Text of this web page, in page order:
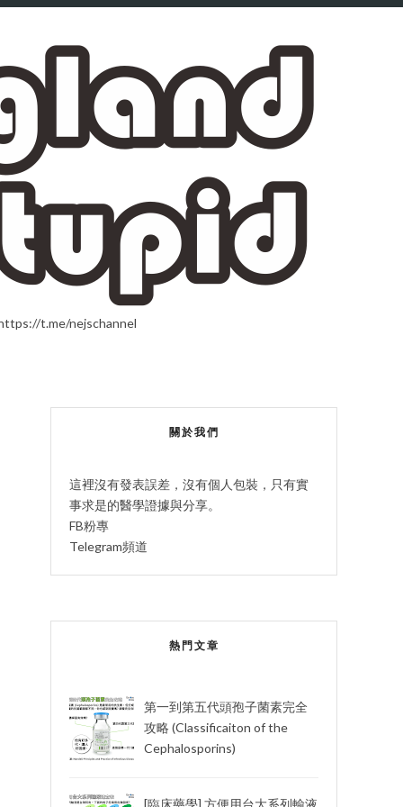
t.me/nejschannel
關於我們
這裡沒有發表誤差，沒有個人包裝，只有實
事求是的醫學證據與分享。
FB粉專
Telegram頻道
熱門文章
第一到第五代頭孢子菌素完全
攻略 (Classificaiton of the
Cephalosporins)
[臨床藥學] 方便用台大系列輸液